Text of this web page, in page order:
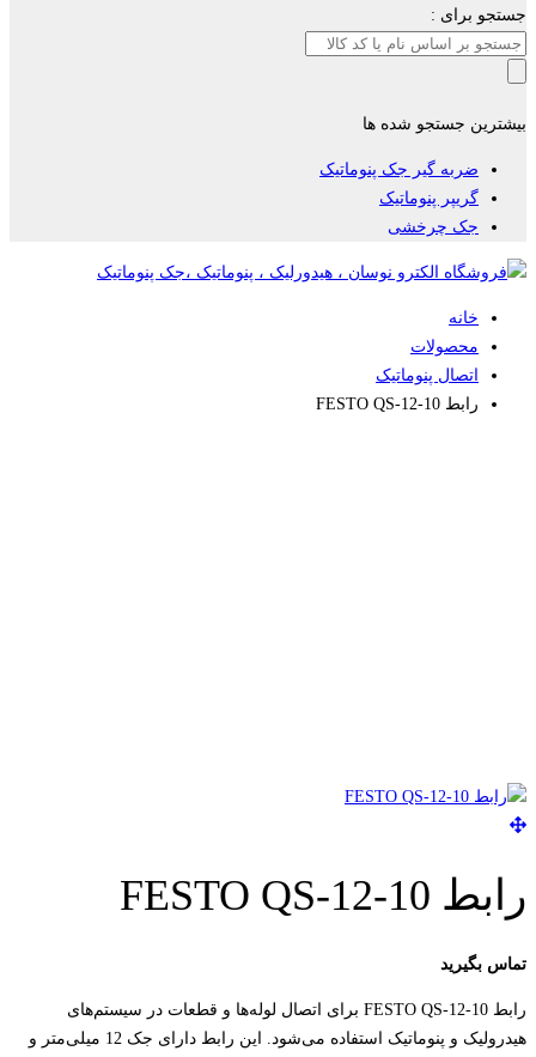
جستجو برای :
بیشترین جستجو شده ها
ضربه گیر جک پنوماتیک
گریپر پنوماتیک
جک چرخشی
خانه
محصولات
اتصال پنوماتیک
رابط FESTO QS-12-10
رابط FESTO QS-12-10
تماس بگیرید
رابط FESTO QS-12-10 برای اتصال لوله‌ها و قطعات در سیستم‌های
هیدرولیک و پنوماتیک استفاده می‌شود. این رابط دارای جک 12 میلی‌متر و